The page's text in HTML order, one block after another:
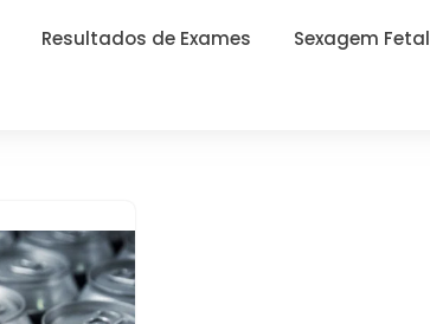
Resultados de Exames Sexagem Fetal